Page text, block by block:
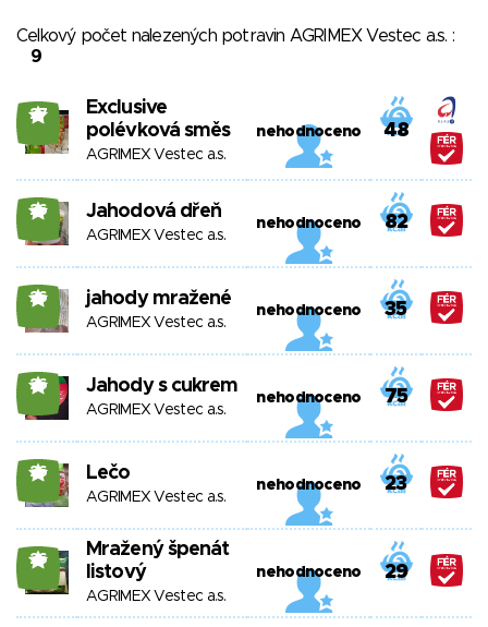
Celkový počet nalezených potravin AGRIMEX Vestec a.s. :
9
27
Exclusive
polévková směs
AGRIMEX Vestec a.s.
nehodnoceno 48
26 Jahodová dřeň
AGRIMEX Vestec a.s.
nehodnoceno 82
26 jahody mražené
AGRIMEX Vestec a.s.
nehodnoceno 35
26 Jahody s cukrem
AGRIMEX Vestec a.s.
nehodnoceno 75
26 Lečo
AGRIMEX Vestec a.s.
nehodnoceno 23
26
Mražený špenát
listový
AGRIMEX Vestec a.s.
nehodnoceno 29